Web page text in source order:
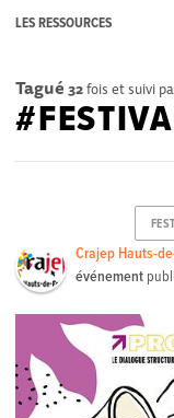
LES RESSOURCES
Tagué 32fois et suivi
Crajep Hauts-
événement